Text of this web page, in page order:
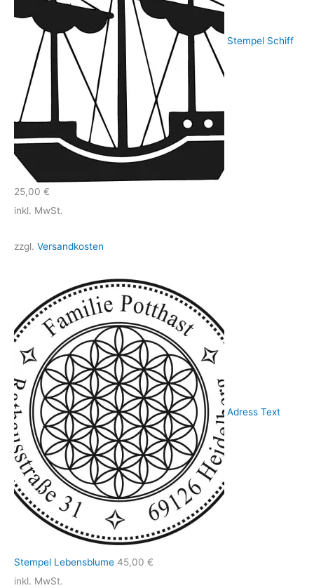
Stempel Schiff
25,00 €
inkl. MwSt.
zzgl. Versandkosten
Adress Text
Stempel Lebensblume 45,00 €
inkl. MwSt.